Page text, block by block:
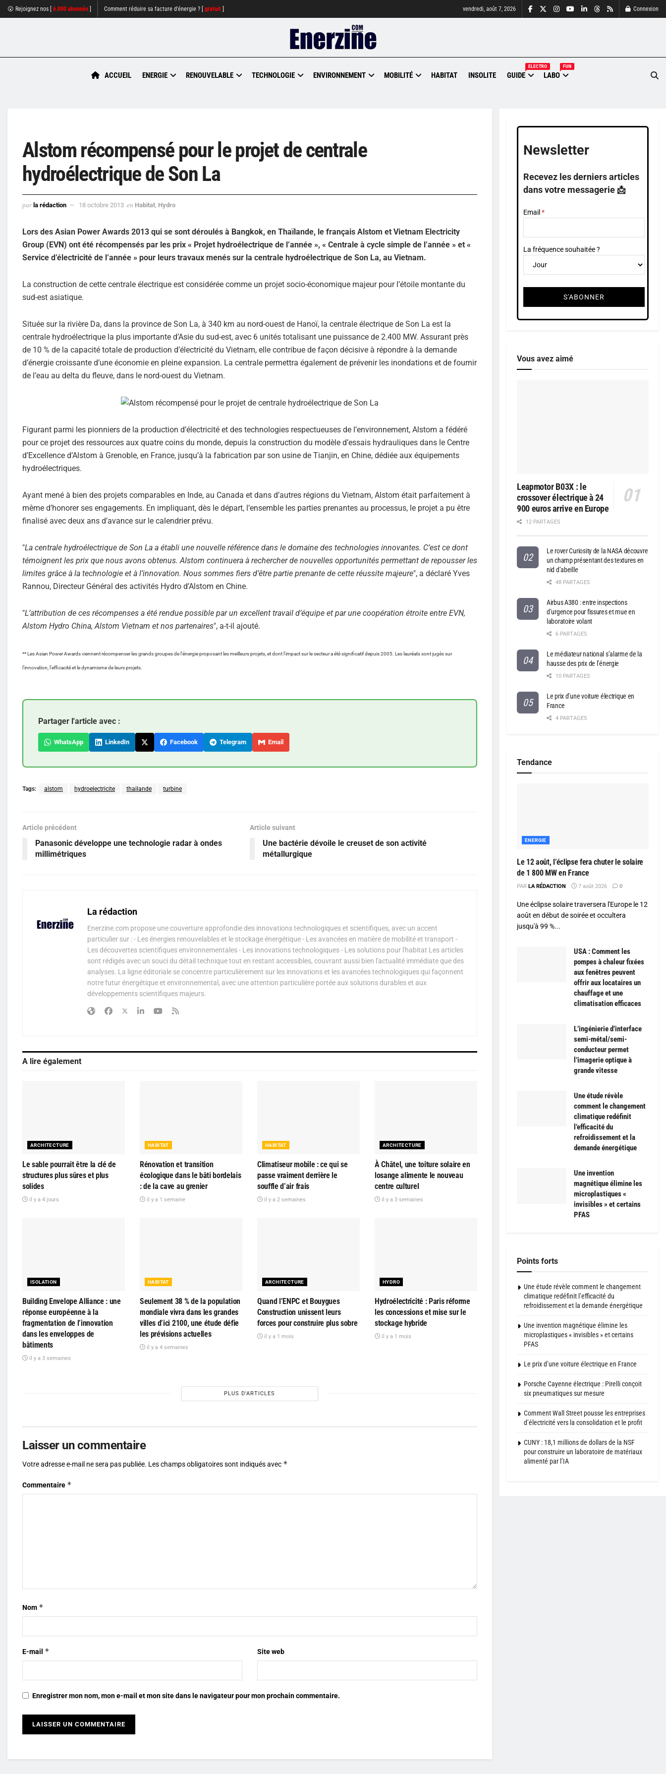
😮 Rejoignez nos [ 6.000 abonnés Comment réduire sa facture d'énergie ? [ gratuit vendredi, août 7, 2026 Connexion
ACCUEIL ENERGIE RENOUVELABLE TECHNOLOGIE ENVIRONNEMENT MOBILITÉ HABITAT INSOLITE GUIDE
ELECTRO
LABO
FUN
Alstom récompensé pour le projet de centrale
hydroélectrique de Son La
par la rédaction 18 octobre 2013 en Habitat Hydro
Lors des Asian Power Awards 2013 qui se sont déroulés à Bangkok, en Thaïlande, le français Alstom et Vietnam Electricity
Group (EVN) ont été récompensés par les prix « Projet hydroélectrique de l’année », « Centrale à cycle simple de l’année » et «
Service d’électricité de l’année » pour leurs travaux menés sur la centrale hydroélectrique de Son La, au Vietnam.
La construction de cette centrale électrique est considérée comme un projet socio-économique majeur pour l’étoile montante du
sud-est asiatique.
Située sur la rivière Da, dans la province de Son La, à 340 km au nord-ouest de Hanoï, la centrale électrique de Son La est la
centrale hydroélectrique la plus importante d’Asie du sud-est, avec 6 unités totalisant une puissance de 2.400 MW. Assurant près
de 10 % de la capacité totale de production d’électricité du Vietnam, elle contribue de façon décisive à répondre à la demande
d’énergie croissante d’une économie en pleine expansion. La centrale permettra également de prévenir les inondations et de fournir
de l’eau au delta du fleuve, dans le nord-ouest du Vietnam.
Figurant parmi les pionniers de la production d’électricité et des technologies respectueuses de l’environnement, Alstom a fédéré
pour ce projet des ressources aux quatre coins du monde, depuis la construction du modèle d’essais hydrauliques dans le Centre
d’Excellence d’Alstom à Grenoble, en France, jusqu’à la fabrication par son usine de Tianjin, en Chine, dédiée aux équipements
hydroélectriques.
Ayant mené à bien des projets comparables en Inde, au Canada et dans d’autres régions du Vietnam, Alstom était parfaitement à
même d’honorer ses engagements. En impliquant, dès le départ, l’ensemble les parties prenantes au processus, le projet a pu être
finalisé avec deux ans d’avance sur le calendrier prévu.
"La centrale hydroélectrique de Son La a établi une nouvelle référence dans le domaine des technologies innovantes. C’est ce dont
témoignent les prix que nous avons obtenus. Alstom continuera à rechercher de nouvelles opportunités permettant de repousser les
limites grâce à la technologie et à l’innovation. Nous sommes fiers d’être partie prenante de cette réussite majeure", a déclaré Yves
Rannou, Directeur Général des activités Hydro d’Alstom en Chine.
"L’attribution de ces récompenses a été rendue possible par un excellent travail d’équipe et par une coopération étroite entre EVN,
Alstom Hydro China, Alstom Vietnam et nos partenaires", a-t-il ajouté.
** Les Asian Power Awards viennent récompenser les grands groupes de l’énergie proposant les meilleurs projets, et dont l’impact sur le secteur a été significatif depuis 2005. Les lauréats sont jugés sur
l’innovation, l’efficacité et le dynamisme de leurs projets.
Partager l'article avec :
WhatsApp LinkedIn Facebook Telegram Email
Tags: alstom hydroelectricite thailande turbine
Article précédent
Panasonic développe une technologie radar à ondes
millimétriques
Article suivant
Une bactérie dévoile le creuset de son activité
métallurgique
La rédaction
Enerzine.com propose une couverture approfondie des innovations technologiques et scientifiques, avec un accent
particulier sur : - Les énergies renouvelables et le stockage énergétique - Les avancées en matière de mobilité et transport -
Les découvertes scientifiques environnementales - Les innovations technologiques - Les solutions pour l'habitat Les articles
sont rédigés avec un souci du détail technique tout en restant accessibles, couvrant aussi bien l'actualité immédiate que des
analyses. La ligne éditoriale se concentre particulièrement sur les innovations et les avancées technologiques qui façonnent
notre futur énergétique et environnemental, avec une attention particulière portée aux solutions durables et aux
développements scientifiques majeurs.
A lire également
ARCHITECTURE
Le sable pourrait être la clé de
structures plus sûres et plus
solides
il y a 4 jours
HABITAT
Rénovation et transition
écologique dans le bâti bordelais
: de la cave au grenier
il y a 1 semaine
HABITAT
Climatiseur mobile : ce qui se
passe vraiment derrière le
souffle d’air frais
il y a 2 semaines
ARCHITECTURE
À Châtel, une toiture solaire en
losange alimente le nouveau
centre culturel
il y a 3 semaines
ISOLATION
Building Envelope Alliance : une
réponse européenne à la
fragmentation de l’innovation
dans les enveloppes de
bâtiments
il y a 3 semaines
HABITAT
Seulement 38 % de la population
mondiale vivra dans les grandes
villes d’ici 2100, une étude défie
les prévisions actuelles
il y a 4 semaines
ARCHITECTURE
Quand l’ENPC et Bouygues
Construction unissent leurs
forces pour construire plus sobre
il y a 1 mois
HYDRO
Hydroélectricité : Paris réforme
les concessions et mise sur le
stockage hybride
il y a 1 mois
PLUS D'ARTICLES
Laisser un commentaire
Votre adresse e-mail ne sera pas publiée. Les champs obligatoires sont indiqués avec *
Commentaire *
Nom *
E-mail * Site web
Enregistrer mon nom, mon e-mail et mon site dans le navigateur pour mon prochain commentaire.
Newsletter
Recevez les derniers articles
dans votre messagerie 📩
Email
La fréquence souhaitée ?
Vous avez aimé
Leapmotor B03X : le
crossover électrique à 24
900 euros arrive en Europe
12 PARTAGES
Le rover Curiosity de la NASA découvre
un champ présentant des textures en
nid d’abeille
48 PARTAGES
Airbus A380 : entre inspections
d’urgence pour fissures et mue en
laboratoire volant
6 PARTAGES
Le médiateur national s’alarme de la
hausse des prix de l’énergie
10 PARTAGES
Le prix d’une voiture électrique en
France
4 PARTAGES
Tendance
ENERGIE
Le 12 août, l’éclipse fera chuter le solaire
de 1 800 MW en France
PAR LA RÉDACTION 7 août 2026 0
Une éclipse solaire traversera l'Europe le 12
août en début de soirée et occultera
jusqu'à 99 %...
USA : Comment les
pompes à chaleur fixées
aux fenêtres peuvent
offrir aux locataires un
chauffage et une
climatisation efficaces
L’ingénierie d’interface
semi-métal/semi-
conducteur permet
l’imagerie optique à
grande vitesse
Une étude révèle
comment le changement
climatique redéfinit
l’efficacité du
refroidissement et la
demande énergétique
Une invention
magnétique élimine les
microplastiques «
invisibles » et certains
PFAS
Points forts
Une étude révèle comment le changement
climatique redéfinit l’efficacité du
refroidissement et la demande énergétique
Une invention magnétique élimine les
microplastiques « invisibles » et certains
PFAS
Le prix d’une voiture électrique en France
Porsche Cayenne électrique : Pirelli conçoit
six pneumatiques sur mesure
Comment Wall Street pousse les entreprises
d’électricité vers la consolidation et le profit
CUNY : 18,1 millions de dollars de la NSF
pour construire un laboratoire de matériaux
alimenté par l’IA